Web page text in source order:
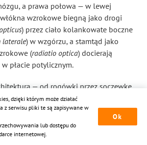
a prawa połowa — w lewej
wzrokowe biegną jako drogi
) przez ciało kolankowate boczne
laterale) w wzgórzu, a stamtąd jako
(radiatio optica) docierają
płacie potylicznym.
— od rogówki przez soczewkę,
nerw wzrokowy aż po korę
w doskonałej harmonii,
widzenia. Kiedy którykolwiek
ulega uszkodzeniu, konsekwencje
dzięki którym może działać
z serwisu pliki te są zapisywane w
lub dostępu do
internetowej.
Ok